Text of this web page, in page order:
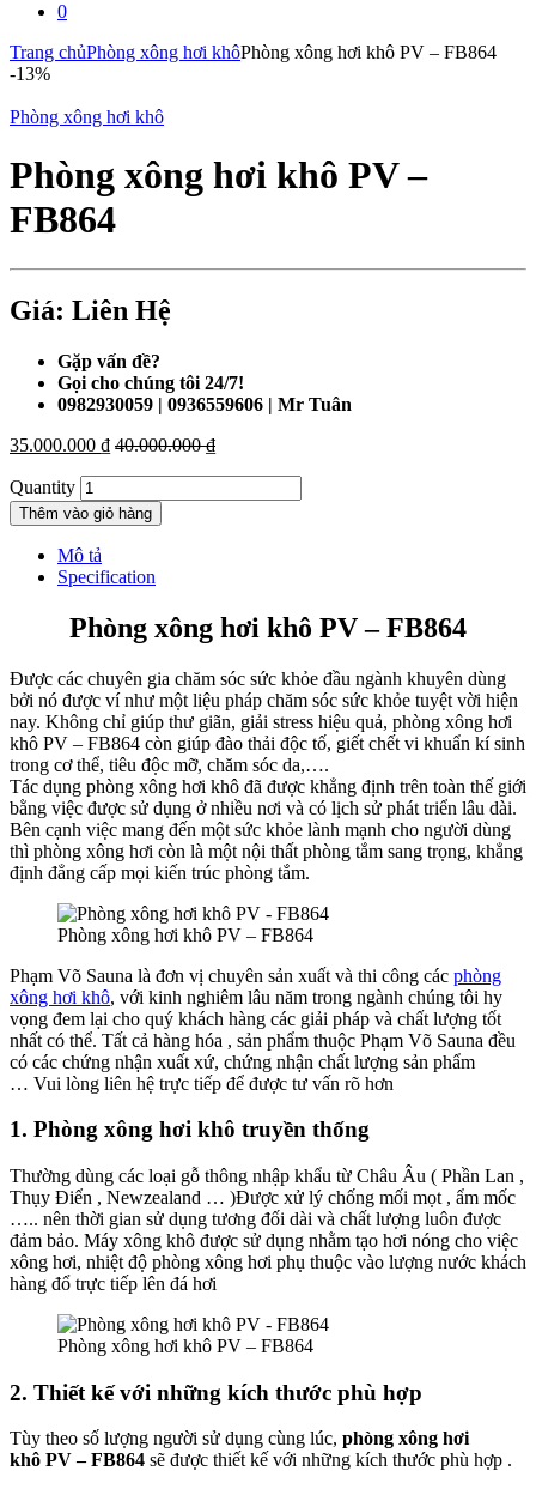
0
Trang chủPhòng xông hơi khôPhòng xông hơi khô PV – FB864
-13%
Phòng xông hơi khô
Phòng xông hơi khô PV –
FB864
Giá: Liên Hệ
Gặp vấn đề?
Gọi cho chúng tôi 24/7!
0982930059 | 0936559606 | Mr Tuân
35.000.000 ₫ 40.000.000₫
Quantity
Thêm vào giỏ hàng
Mô tả
Specification
Phòng xông hơi khô PV – FB864
Được các chuyên gia chăm sóc sức khỏe đầu ngành khuyên dùng
bởi nó được ví như một liệu pháp chăm sóc sức khỏe tuyệt vời hiện
nay. Không chỉ giúp thư giãn, giải stress hiệu quả, phòng xông hơi
khô PV – FB864 còn giúp đào thải độc tố, giết chết vi khuẩn kí sinh
trong cơ thể, tiêu độc mỡ, chăm sóc da,….
Tác dụng phòng xông hơi khô đã được khẳng định trên toàn thế giới
bằng việc được sử dụng ở nhiều nơi và có lịch sử phát triển lâu dài.
Bên cạnh việc mang đến một sức khỏe lành mạnh cho người dùng
thì phòng xông hơi còn là một nội thất phòng tắm sang trọng, khẳng
định đẳng cấp mọi kiến trúc phòng tắm.
Phòng xông hơi khô PV – FB864
Phạm Võ Sauna là đơn vị chuyên sản xuất và thi công các phòng
xông hơi khô, với kinh nghiêm lâu năm trong ngành chúng tôi hy
vọng đem lại cho quý khách hàng các giải pháp và chất lượng tốt
nhất có thể. Tất cả hàng hóa , sản phẩm thuộc Phạm Võ Sauna đều
có các chứng nhận xuất xứ, chứng nhận chất lượng sản phẩm
… Vui lòng liên hệ trực tiếp để được tư vấn rõ hơn
1. Phòng xông hơi khô truyền thống
Thường dùng các loại gỗ thông nhập khẩu từ Châu Âu ( Phần Lan ,
Thụy Điển , Newzealand … )Được xử lý chống mối mọt , ẩm mốc
….. nên thời gian sử dụng tương đối dài và chất lượng luôn được
đảm bảo. Máy xông khô được sử dụng nhằm tạo hơi nóng cho việc
xông hơi, nhiệt độ phòng xông hơi phụ thuộc vào lượng nước khách
hàng đổ trực tiếp lên đá hơi
Phòng xông hơi khô PV – FB864
2. Thiết kế với những kích thước phù hợp
Tùy theo số lượng người sử dụng cùng lúc, phòng xông hơi
khô PV – FB864 sẽ được thiết kế với những kích thước phù hợp .